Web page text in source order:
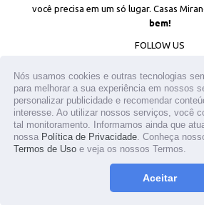
Nós usamos cookies e outras tecnologias
para melhorar a sua experiência em nossos
personalizar publicidade e recomendar
interesse. Ao utilizar nossos serviços, você
tal monitoramento. Informamos ainda que
nossa Política de Privacidade . Conheça
Termos de Uso e veja os nossos Termos.
Aceitar
RESTAM APENAS15
você precisa em um só lugar. Casas
bem!
FOLLOW US
© 2026Todos os direitos reservados. Os
alterações sem aviso prévio. Os preços
loja virtual. Em caso de divergência, o
As fotos aqui veiculadas, logotipo e marca
site www.casasmiranda.com.br. É vetada a
parcial, sem a expressa autorização.
CNPJ: 25.317.659/0001-05 / Inscrição
Endereço: R Antonio Raposo n° 12 - Lapa -